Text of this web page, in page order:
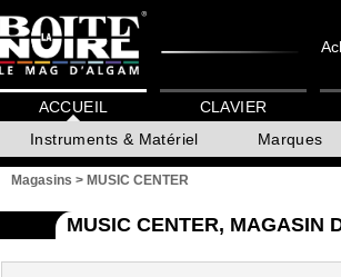
ACCUEIL
Instruments & Matériel
Marques
CLAVIER
Magasins > MUSIC CENTER
MUSIC CENTER, MAGASIN